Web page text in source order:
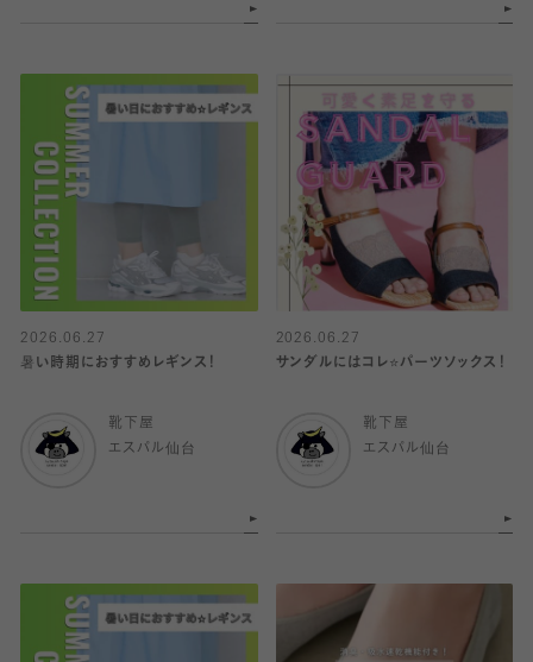
2026.06.27
暑い時期におすすめレギンス！
靴下屋
エスパル仙台
2026.06.27
サンダルにはコレ⭐️パーツソックス！
靴下屋
エスパル仙台